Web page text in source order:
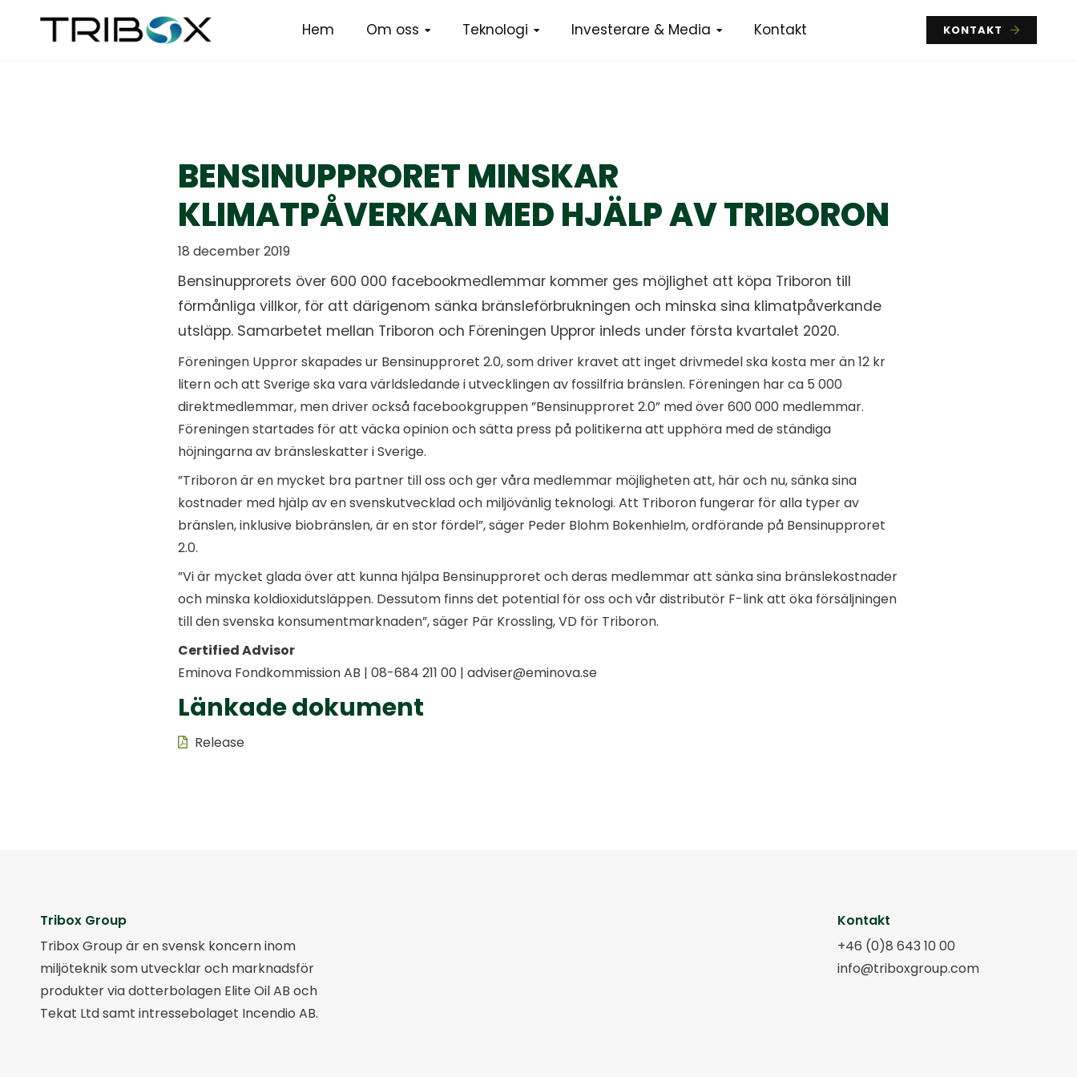
Hem Om oss Teknologi Investerare & Media Kontakt KONTAKT
BENSINUPPRORET MINSKAR
KLIMATPÅVERKAN MED HJÄLP AV TRIBORON
18 december 2019
Bensinupprorets över 600 000 facebookmedlemmar kommer ges möjlighet att köpa Triboron till
förmånliga villkor, för att därigenom sänka bränsleförbrukningen och minska sina klimatpåverkande
utsläpp. Samarbetet mellan Triboron och Föreningen Uppror inleds under första kvartalet 2020.
Föreningen Uppror skapades ur Bensinupproret 2.0, som driver kravet att inget drivmedel ska kosta mer än 12 kr
litern och att Sverige ska vara världsledande i utvecklingen av fossilfria bränslen. Föreningen har ca 5 000
direktmedlemmar, men driver också facebookgruppen ”Bensinupproret 2.0” med över 600 000 medlemmar.
Föreningen startades för att väcka opinion och sätta press på politikerna att upphöra med de ständiga
höjningarna av bränsleskatter i Sverige.
”Triboron är en mycket bra partner till oss och ger våra medlemmar möjligheten att, här och nu, sänka sina
kostnader med hjälp av en svenskutvecklad och miljövänlig teknologi. Att Triboron fungerar för alla typer av
bränslen, inklusive biobränslen, är en stor fördel”, säger Peder Blohm Bokenhielm, ordförande på Bensinupproret
2.0.
”Vi är mycket glada över att kunna hjälpa Bensinupproret och deras medlemmar att sänka sina bränslekostnader
och minska koldioxidutsläppen. Dessutom finns det potential för oss och vår distributör F-link att öka försäljningen
till den svenska konsumentmarknaden”, säger Pär Krossling, VD för Triboron.
Certified Advisor
Eminova Fondkommission AB | 08-684 211 00 | adviser@eminova.se
Länkade dokument
Release
Tribox Group
Tribox Group är en svensk koncern inom
miljöteknik som utvecklar och marknadsför
produkter via dotterbolagen Elite Oil AB och
Tekat Ltd samt intressebolaget Incendio AB.
Kontakt
+46 (0)8 643 10 00
info@triboxgroup.com